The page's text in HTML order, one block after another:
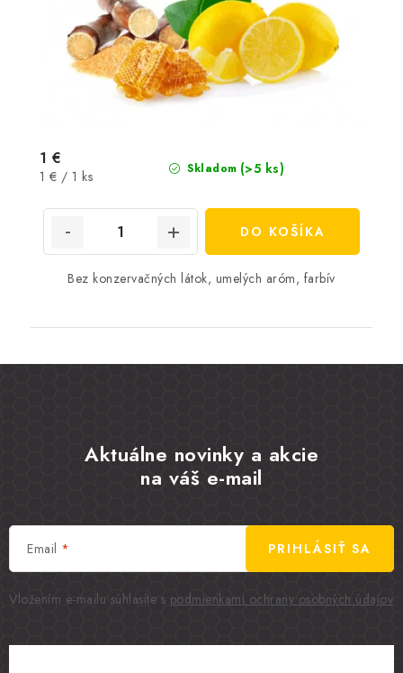
Skladom (>5 ks)
1 €
Jednotková
1 € / 1 ks
DO KOŠÍKA
Bez konzervačných látok, umelých aróm, farbív
Aktuálne novinky a akcie
na váš e-mail
Email
Vložením e-mailu súhlasíte s podmienkami ochrany osobných údajov
PRIHLÁSIŤ SA